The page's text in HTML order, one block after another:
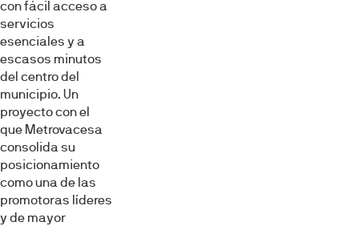
con fácil acceso a
servicios
esenciales y a
escasos minutos
del centro del
municipio. Un
proyecto con el
que Metrovacesa
consolida su
posicionamiento
como una de las
promotoras líderes
y de mayor